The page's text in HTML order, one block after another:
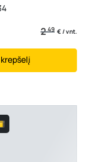
249 € / vnt.